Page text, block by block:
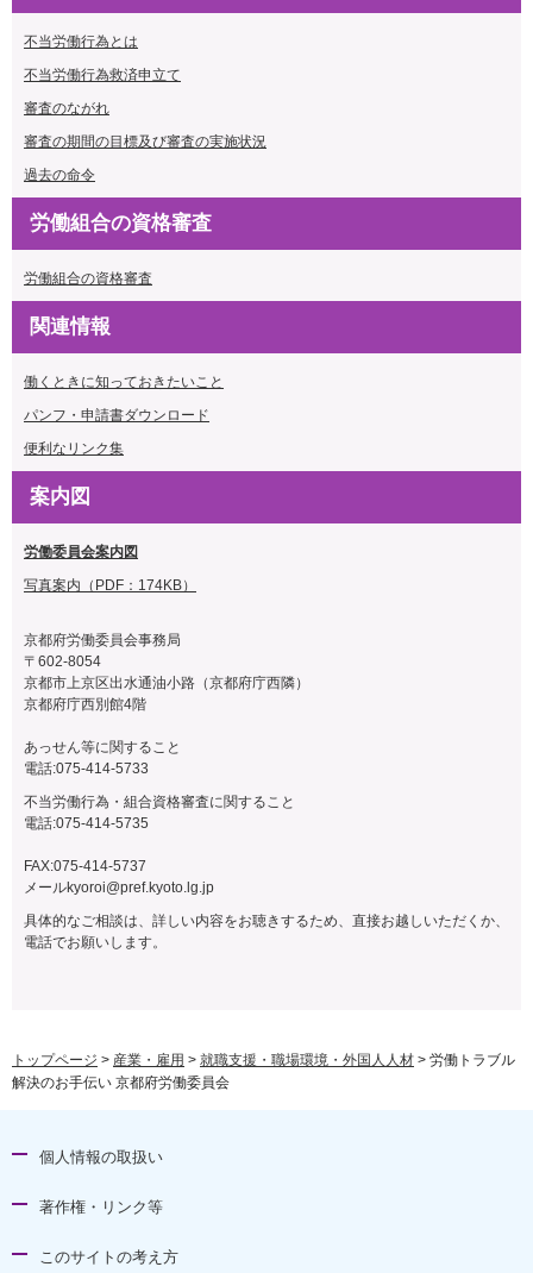
不当労働行為とは
不当労働行為救済申立て
審査のながれ
審査の期間の目標及び審査の実施状況
過去の命令
労働組合の資格審査
労働組合の資格審査
関連情報
働くときに知っておきたいこと
パンフ・申請書ダウンロード
便利なリンク集
案内図
労働委員会案内図
写真案内（PDF：174KB）
京都府労働委員会事務局
〒602-8054
京都市上京区出水通油小路（京都府庁西隣）
京都府庁西別館4階
あっせん等に関すること
電話:075-414-5733
不当労働行為・組合資格審査に関すること
電話:075-414-5735
FAX:075-414-5737
メールkyoroi@pref.kyoto.lg.jp
具体的なご相談は、詳しい内容をお聴きするため、直接お越しいただくか、
電話でお願いします。
トップページ > 産業・雇用 > 就職支援・職場環境・外国人人材 > 労働トラブル
解決のお手伝い 京都府労働委員会
個人情報の取扱い
著作権・リンク等
このサイトの考え方